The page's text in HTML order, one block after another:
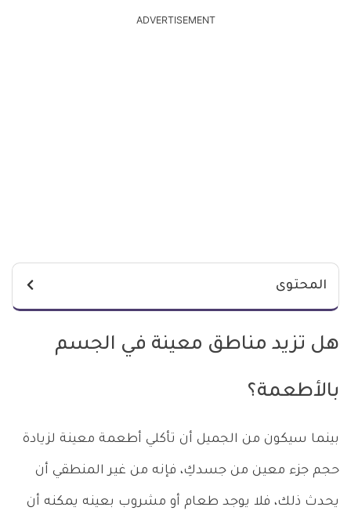
ADVERTISEMENT
المحتوى
هل تزيد مناطق معينة في الجسم
بالأطعمة؟
بينما سيكون من الجميل أن تأكلي أطعمة معينة لزيادة
حجم جزء معين من جسدكِ، فإنه من غير المنطقي أن
يحدث ذلك، فلا يوجد طعام أو مشروب بعينه يمكنه أن